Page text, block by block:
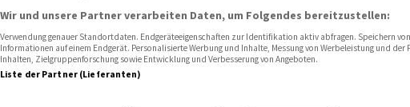
Wir und unsere Partner verarbeiten Daten, um Folgendes bereitzustellen:
Verwendung genauer Standortdaten. Endgeräteeigenschaften zur Identifikation aktiv abfragen. Speichern
Informationen auf einem Endgerät. Personalisierte Werbung und Inhalte, Messung von Werbeleistung und der
Inhalten, Zielgruppenforschung sowie Entwicklung und Verbesserung von Angeboten.
Liste der Partner (Lieferanten)